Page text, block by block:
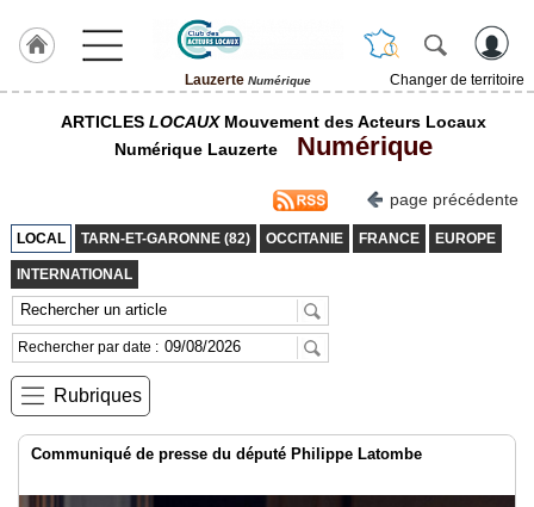
Lauzerte Numérique
Changer de territoire
HULCOQ
Accueil
France
Pour
QUI,
Pourquoi
Le
concept
Nos
Objectifs
ARTICLES LOCAUXMouvement des Acteurs Locaux
Numérique Lauzerte
Numérique
page précédente
LOCAL TARN-ET-GARONNE (82) OCCITANIE FRANCE EUROPE
INTERNATIONAL
Rechercher par date :
Rubriques
Communiqué de presse du député Philippe Latombe